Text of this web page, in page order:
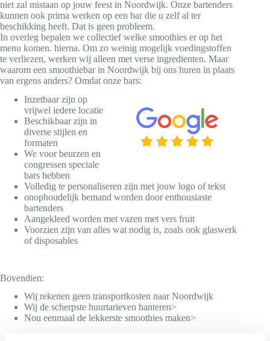
niet zal mistaan op jouw feest in Noordwijk. Onze bartenders
kunnen ook prima werken op een bar die u zelf al ter
beschikking heeft. Dat is geen probleem.
In overleg bepalen we collectief welke smoothies er op het
menu komen. hierna. Om zo weinig mogelijk voedingstoffen
te verliezen, werken wij alleen met verse ingredienten. Maar
waarom een smoothiebar in Noordwijk bij ons huren in plaats
van ergens anders? Omdat onze bars:
Inzetbaar zijn op
vrijwel iedere locatie
Beschikbaar zijn in
diverse stijlen en
formaten
We voor beurzen en
congressen speciale
bars hebben
Volledig te personaliseren zijn met jouw logo of tekst
onophoudelijk bemand worden door enthousiaste
bartenders
Aangekleed worden met vazen met vers fruit
Voorzien zijn van alles wat nodig is, zoals ook glaswerk
of disposables
Bovendien:
Wij rekenen geen transportkosten naar Noordwijk
Wij de scherpste huurtarieven hanteren>
Nou eenmaal de lekkerste smoothies maken>